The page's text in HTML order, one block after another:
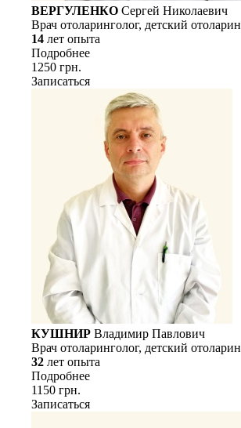
ВЕРГУЛЕНКО Сергей Николаевич
Врач отоларинголог, детский
14 лет опыта
Подробнее
1250 грн.
Записаться
КУШНИР Владимир Павлович
Врач отоларинголог, детский
32 лет опыта
Подробнее
1150 грн.
Записаться